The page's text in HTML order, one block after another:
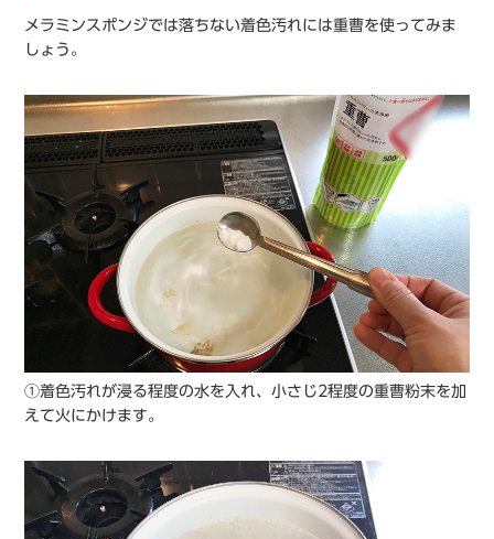
メラミンスポンジでは落ちない着色汚れには重曹を使ってみま
しょう。
①着色汚れが浸る程度の水を入れ、小さじ2程度の重曹粉末を加
えて火にかけます。